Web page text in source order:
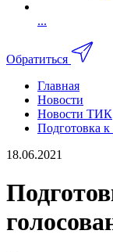
...
Обратиться
Главная
Новости
Новости ТИК
Подготовка
18.06.2021